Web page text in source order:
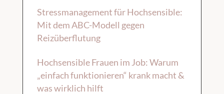
Stressmanagement für Hochsensible:
Mit dem ABC-Modell gegen
Reizüberflutung
Hochsensible Frauen im Job: Warum
„einfach funktionieren“ krank macht &
was wirklich hilft